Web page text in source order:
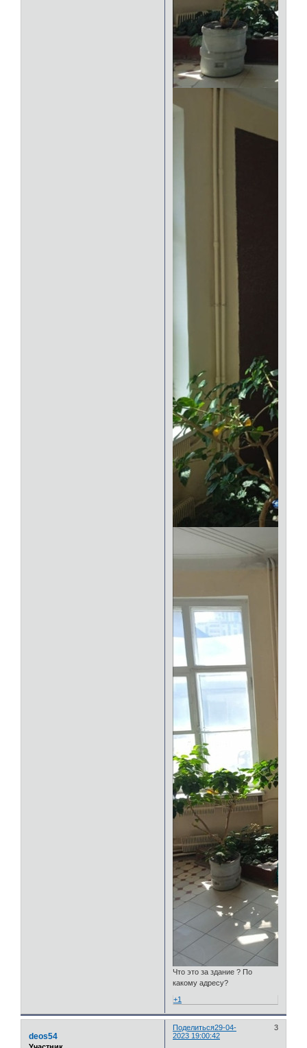
Что это за здание ? По
какому адресу?
+1
Поделиться 3
29-04-
2023 19:00:42
deos54